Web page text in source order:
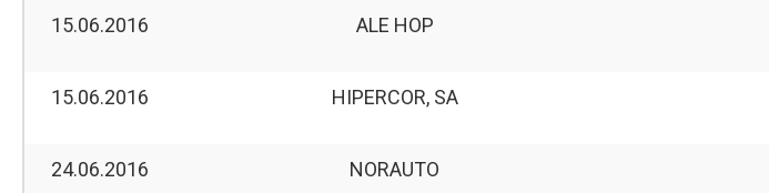
15.06.2016 ALE HOP
15.06.2016 HIPERCOR, SA
24.06.2016 NORAUTO